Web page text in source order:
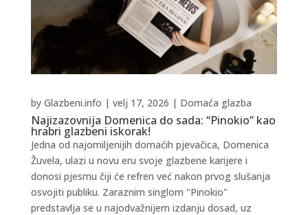
Najizazovnija Domenica do sada: “Pinokio” kao
hrabri glazbeni iskorak!
by Glazbeni.info | velj 17, 2026 | Domaća glazba
Jedna od najomiljenijih domaćih pjevačica, Domenica
Žuvela, ulazi u novu eru svoje glazbene karijere i
donosi pjesmu čiji će refren već nakon prvog slušanja
osvojiti publiku. Zaraznim singlom "Pinokio"
predstavlja se u najodvažnijem izdanju dosad, uz